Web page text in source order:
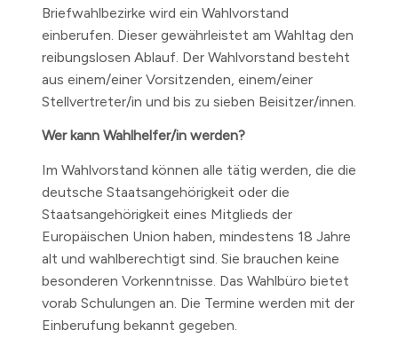
Briefwahlbezirke wird ein Wahlvorstand
einberufen. Dieser gewährleistet am Wahltag den
reibungslosen Ablauf. Der Wahlvorstand besteht
aus einem/einer Vorsitzenden, einem/einer
Stellvertreter/in und bis zu sieben Beisitzer/innen.
Wer kann Wahlhelfer/in werden?
Im Wahlvorstand können alle tätig werden, die die
deutsche Staatsangehörigkeit oder die
Staatsangehörigkeit eines Mitglieds der
Europäischen Union haben, mindestens 18 Jahre
alt und wahlberechtigt sind. Sie brauchen keine
besonderen Vorkenntnisse. Das Wahlbüro bietet
vorab Schulungen an. Die Termine werden mit der
Einberufung bekannt gegeben.